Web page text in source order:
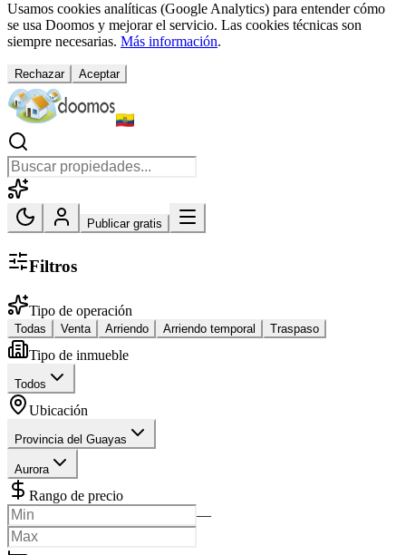
Usamos cookies analíticas (Google Analytics) para entender cómo
se usa Doomos y mejorar el servicio. Las cookies técnicas son
siempre necesarias. Más información.
Rechazar Aceptar
Publicar gratis
Filtros
Tipo de operación
Todas Venta Arriendo Arriendo temporal Traspaso
Tipo de inmueble
Todos
Ubicación
Provincia del Guayas
Aurora
Rango de precio
—